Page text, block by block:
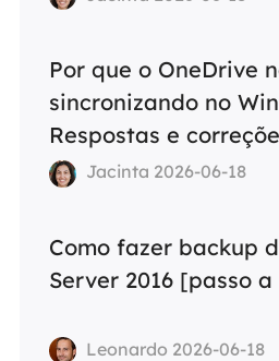
Por que o OneDrive
sincronizando no
Respostas e
Jacinta 2026-06-18
Como fazer backup
Server 2016 [passo
Leonardo 2026-06-18